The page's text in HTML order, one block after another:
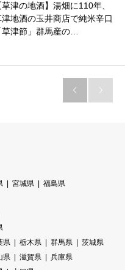
草津の地酒】湯畑に110年、
津地酒の玉井商店で純米辛口
草津節」群馬産の…
 
宮城県
福島県
県 栃木県 群馬県
茨城県
県 滋賀県
兵庫県